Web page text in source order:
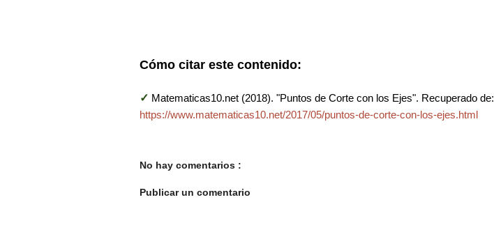
Cómo citar este contenido:
✓ Matematicas10.net (2018). "Puntos de Corte con los Ejes". Recuperado de:
https://www.matematicas10.net/2017/05/puntos-de-corte-con-los-ejes.html
No hay comentarios :
Publicar un comentario